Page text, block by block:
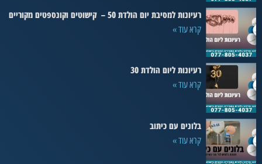
רעיונות למסיבת יום הולדת 50 – קישוטים וקונספטים מקוריים
קרא עוד »
רעיונות ליום הולדת 30
קרא עוד »
בלונים עם כיתוב
קרא עוד »